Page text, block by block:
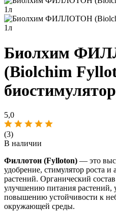
Биолхим
(Biolchim
5,0
(3)
В наличии
Филлотон (Fylloton) — это
удобрение, стимулятор роста и
растений. Органический
улучшению питания растений,
повышению устойчивости к
окружающей среды.